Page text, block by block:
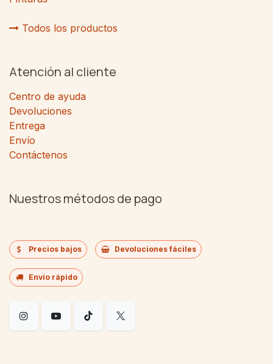
Todos los productos
Atención al cliente
Centro de ayuda
Devoluciones
Entrega
Envío
Contáctenos
Nuestros métodos de pago
Precios bajos Devoluciones fáciles
Envío rápido